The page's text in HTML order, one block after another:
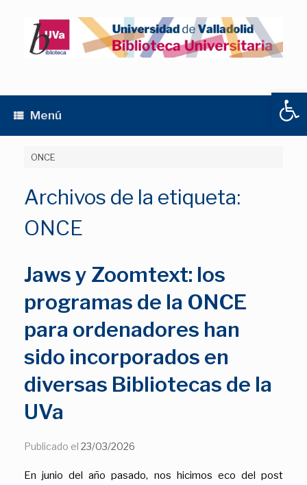
Abrir
contenido
Menú
ONCE
Archivos de la etiqueta:
ONCE
Jaws y Zoomtext: los
programas de la ONCE
para ordenadores han
sido incorporados en
diversas Bibliotecas de la
UVa
Publicado el 23/03/2026
En junio del año pasado, nos hicimos eco del post